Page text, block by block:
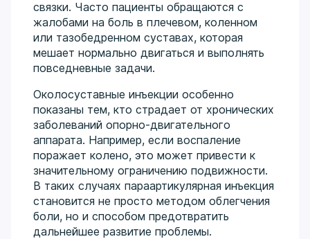
связки. Часто пациенты обращаются с
жалобами на боль в плечевом, коленном
или тазобедренном суставах, которая
мешает нормально двигаться и выполнять
повседневные задачи.
Околосуставные инъекции особенно
показаны тем, кто страдает от хронических
заболеваний опорно-двигательного
аппарата. Например, если воспаление
поражает колено, это может привести к
значительному ограничению подвижности.
В таких случаях параартикулярная инъекция
становится не просто методом облегчения
боли, но и способом предотвратить
дальнейшее развитие проблемы.